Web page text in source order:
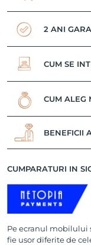
2 ANI
CUM SE
CUM ALEG
BENEFICII
CUMPARATURI IN
Pe ecranul mobilului
fie usor diferite de